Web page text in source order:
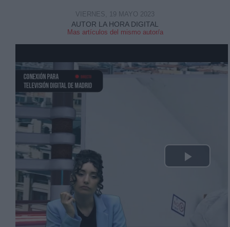
AUTOR LA HORA DIGITAL
Mas artículos del mismo autor/a
VIERNES, 19 MAYO 2023
Play
link
Información adicional
link